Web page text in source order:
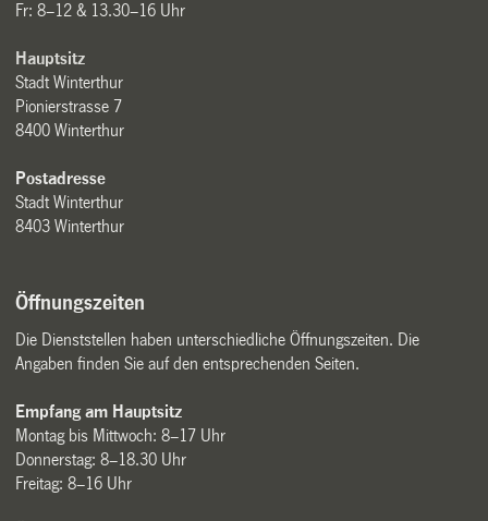
Fr: 8–12 & 13.30–16 Uhr
Hauptsitz
Stadt Winterthur
Pionierstrasse 7
8400 Winterthur
Postadresse
Stadt Winterthur
8403 Winterthur
Öffnungszeiten
Die Dienststellen haben unterschiedliche Öffnungszeiten. Die
Angaben finden Sie auf den entsprechenden Seiten.
Empfang am Hauptsitz
Montag bis Mittwoch: 8–17 Uhr
Donnerstag: 8–18.30 Uhr
Freitag: 8–16 Uhr